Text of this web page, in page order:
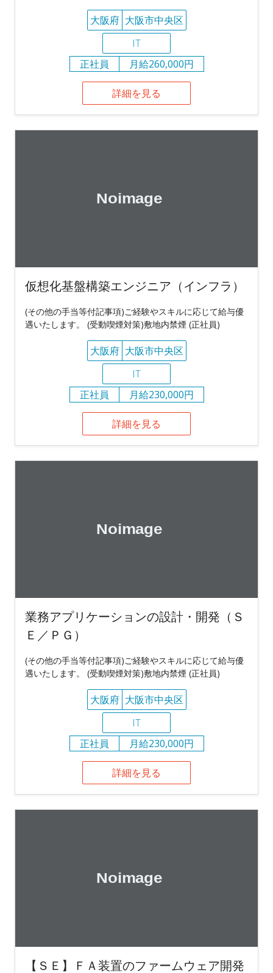
大阪府 大阪市中央区
IT
正社員
月給260,000円
詳細を見る
仮想化基盤構築エンジニア（インフラ）
(その他の手当等付記事項)ご経験やスキルに応じて給与優
遇いたします。 (受動喫煙対策)敷地内禁煙 (正社員)
大阪府 大阪市中央区
IT
正社員
月給230,000円
詳細を見る
業務アプリケーションの設計・開発（Ｓ
Ｅ／ＰＧ）
(その他の手当等付記事項)ご経験やスキルに応じて給与優
遇いたします。 (受動喫煙対策)敷地内禁煙 (正社員)
大阪府 大阪市中央区
IT
正社員
月給230,000円
詳細を見る
【ＳＥ】ＦＡ装置のファームウェア開発